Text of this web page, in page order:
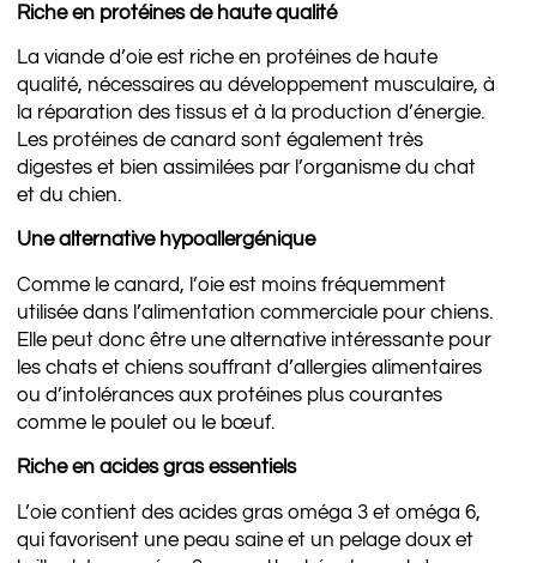
Riche en protéines de haute qualité
La viande d’oie est riche en protéines de haute
qualité, nécessaires au développement musculaire, à
la réparation des tissus et à la production d’énergie.
Les protéines de canard sont également très
digestes et bien assimilées par l’organisme du chat
et du chien.
Une alternative hypoallergénique
Comme le canard, l’oie est moins fréquemment
utilisée dans l’alimentation commerciale pour chiens.
Elle peut donc être une alternative intéressante pour
les chats et chiens souffrant d’allergies alimentaires
ou d’intolérances aux protéines plus courantes
comme le poulet ou le bœuf.
Riche en acides gras essentiels
L’oie contient des acides gras oméga 3 et oméga 6,
qui favorisent une peau saine et un pelage doux et